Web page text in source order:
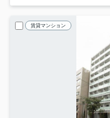
賃貸マンション